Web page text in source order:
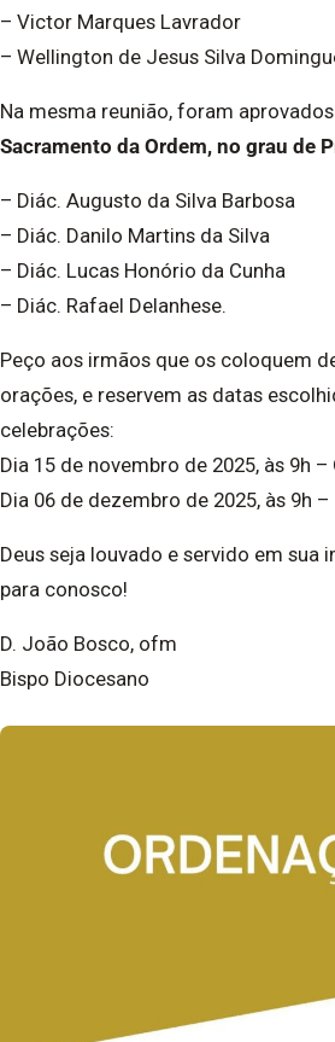
– Victor Marques Lavrador
– Wellington de Jesus Silva
Na mesma reunião, foram aprovados
Sacramento da Ordem, no grau de
– Diác. Augusto da Silva Barbosa
– Diác. Danilo Martins da Silva
– Diác. Lucas Honório da Cunha
– Diác. Rafael Delanhese.
Peço aos irmãos que os coloquem
orações, e reservem as datas
celebrações:
Dia 15 de novembro de 2025, às 9h
Dia 06 de dezembro de 2025, às 9h
Deus seja louvado e servido em sua
para conosco!
D. João Bosco, ofm
Bispo Diocesano